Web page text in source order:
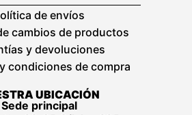
de envíos
cambios de productos
y devoluciones
condiciones de compra
UBICACIÓN
Sede principal